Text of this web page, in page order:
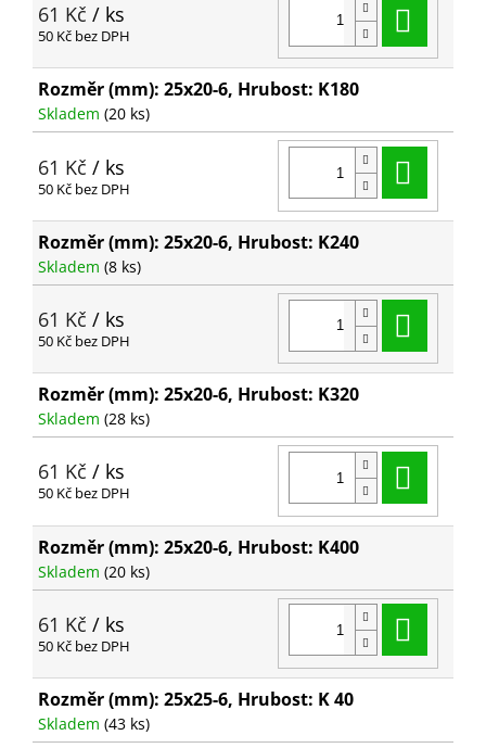
61 Kč / ks
50 Kč bez DPH
Rozměr (mm): 25x20-6, Hrubost: K180
Skladem (20 ks)
61 Kč / ks
50 Kč bez DPH
Rozměr (mm): 25x20-6, Hrubost: K240
Skladem (8 ks)
61 Kč / ks
50 Kč bez DPH
Rozměr (mm): 25x20-6, Hrubost: K320
Skladem (28 ks)
61 Kč / ks
50 Kč bez DPH
Rozměr (mm): 25x20-6, Hrubost: K400
Skladem (20 ks)
61 Kč / ks
50 Kč bez DPH
Rozměr (mm): 25x25-6, Hrubost: K 40
Skladem (43 ks)